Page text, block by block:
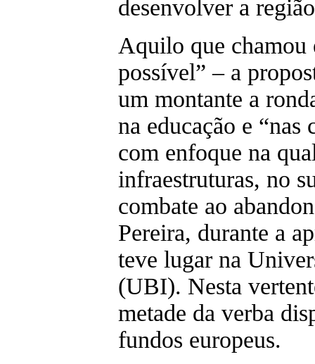
desenvolver a
Aquilo que chamou
possível” – a
um montante a
na educação e “nas
com enfoque na
infraestruturas, no
combate ao
Pereira, durante a
teve lugar na
(UBI). Nesta
metade da verba
fundos europeus.